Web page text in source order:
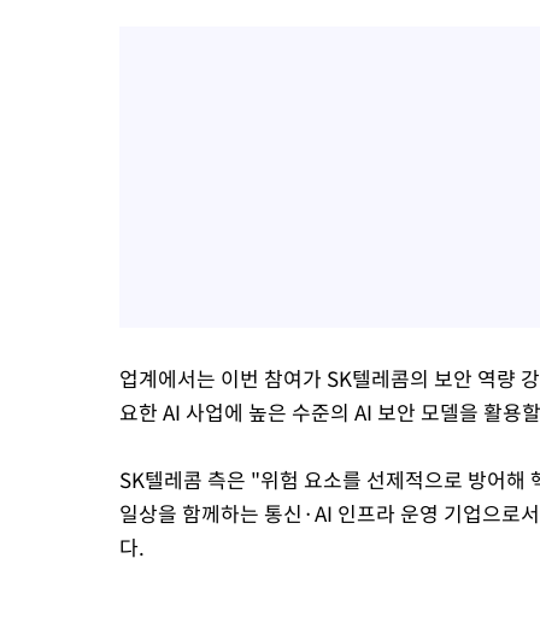
업계에서는 이번 참여가 SK텔레콤의 보안 역량
요한 AI 사업에 높은 수준의 AI 보안 모델을 활용
SK텔레콤 측은 "위험 요소를 선제적으로 방어해
일상을 함께하는 통신·AI 인프라 운영 기업으로
다.